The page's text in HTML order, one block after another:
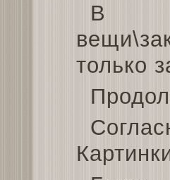
В
только